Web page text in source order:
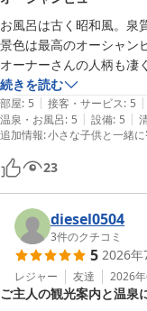
お宿の方が、このホテル
かります。この辺りに来
す。
お風呂は古く昭和風。泉
景色は最高のオーシャン
オーナーさんの人柄も凄
親切丁寧にして下さりあ
続きを読む
部屋: 5 | 接客・サービス: 5 |
温泉・お風呂: 5 | 設備: 5 |
追加情報:小さな子供と一緒
23
diesel0504
3件のクチコミ
5 2026年
レジャー 友達 2026
ご主人の観光案内と温泉